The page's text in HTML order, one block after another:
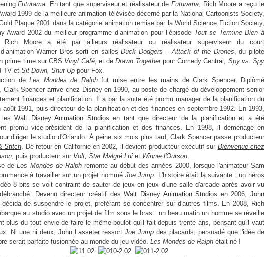
Futurama. En tant que superviseur et réalisateur deFuturama, Rich Moore a reçu le
1999 de la meilleure animation télévisée décerné par la National Cartoonists Society,
Plaque 2001 dans la catégorie animation remise par la World Science Fiction Society,
Award 2002 du meilleur programme d’animation pour l’épisode Tout se Termine Bien à
Rich Moore a été par ailleurs réalisateur ou réalisateur superviseur du court
Warner Bros sorti en sallesDuck Dodgers – Attack of the Drones, du pilote
prime time sur CBS Vinyl Café, et deDrawn Together pour Comedy Central, Spy vs. Spy
TV et Sit Down, Shut Up pour Fox.
deLes Mondes de Ralphfut mise entre les mains de Clark Spencer. Diplômé
Clark Spencer arrive chez Disney en 1990, au poste de chargé du développement senior
finances et planification. Il a par la suite été promu manager de la planification du
août 1991, puis directeur de la planification et des finances en septembre 1992. En 1993,
lesWalt Disney Animation Studios en tant quedirecteur de
la planification et a été
promu vice-président de
la planification et des finances. En 1998, il
déménage en
diriger le studio d'Orlando. À peine six mois plus tard, Clark Spencer passe producteur
Stitch. De retour en Californie en 2002, il devient producteur exécutif sur Bienvenue chez
, puis producteur sur Volt, Star Malgré Lui et Winnie l'Ourson.
deLes Mondes de Ralphremonte au début des années 2000, lorsque l'animateur Sam
à travailler sur un projet nommé Joe Jump. L'histoire était la suivante : un héros
8 bits se voit contraint de sauter de jeux en jeux d'une salle d'arcade après avoir vu
Devenu directeur créatif desWalt Disney Animation Studios en 2006,John
décida de suspendre le projet, préférant se concentrer sur d'autres films. En 2008, Rich
au studio avec un projet de film sous le bras : un beau matin un homme se réveille
plus du tout envie de faire le même boulot qu'il fait depuis trente ans, pensant qu'il vaut
Ni une ni deux, John Lasseter ressort Joe Jump des placards, persuadé que l'idée de
serait parfaite fusionnée au monde du jeu vidéo. Les Mondes de Ralph était né !